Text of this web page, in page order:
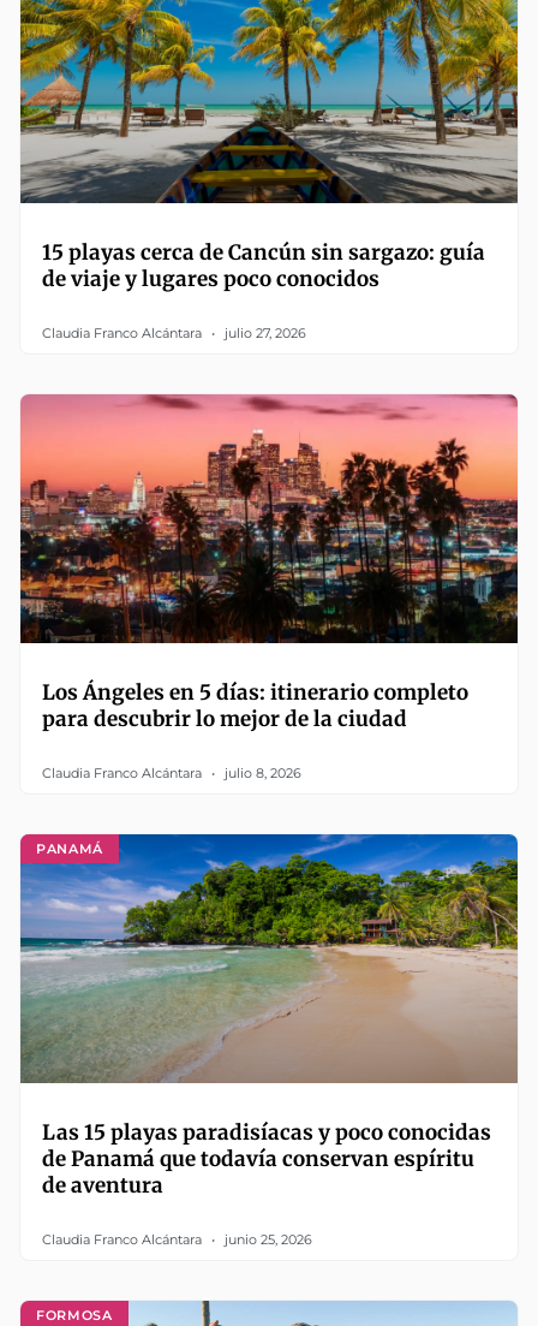
15 playas cerca de Cancún sin sargazo: guía
de viaje y lugares poco conocidos
Claudia Franco Alcántara julio 27, 2026
Los Ángeles en 5 días: itinerario completo
para descubrir lo mejor de la ciudad
Claudia Franco Alcántara julio 8, 2026
PANAMÁ
Las 15 playas paradisíacas y poco conocidas
de Panamá que todavía conservan espíritu
de aventura
Claudia Franco Alcántara junio 25, 2026
FORMOSA